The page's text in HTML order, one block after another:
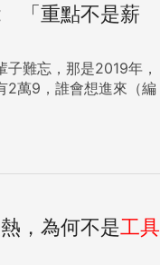
「重點不是薪
難忘，那是2019年，
2萬9，誰會想進來（編
，為何不是工具